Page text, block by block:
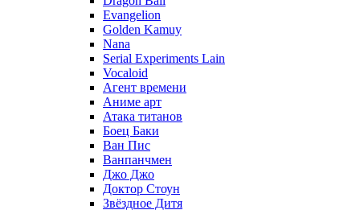
Evangelion
Golden Kamuy
Nana
Serial Experiments Lain
Vocaloid
Агент времени
Аниме арт
Атака титанов
Боец Баки
Ван Пис
Ванпанчмен
Джо Джо
Доктор Стоун
Звёздное Дитя